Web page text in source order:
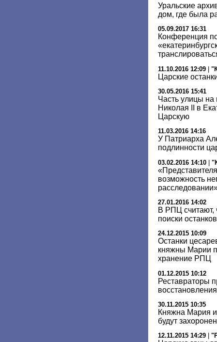
Уральские
дом, где была
05.09.2017 16:31
Конференция
11.10.2016 12:09
Царские
30.05.2016 15:41
Часть улицы на
Николая II в
Царскую
11.03.2016 14:16
У Патриарха
подлинности
03.02.2016 14:10
возможность
27.01.2016 14:02
В РПЦ считают,
поиски
24.12.2015 10:09
Останки
княжны Марии
хранение РПЦ
01.12.2015 10:12
Реставраторы
30.11.2015 10:35
Княжна Мария
будут
12.11.2015 14:29